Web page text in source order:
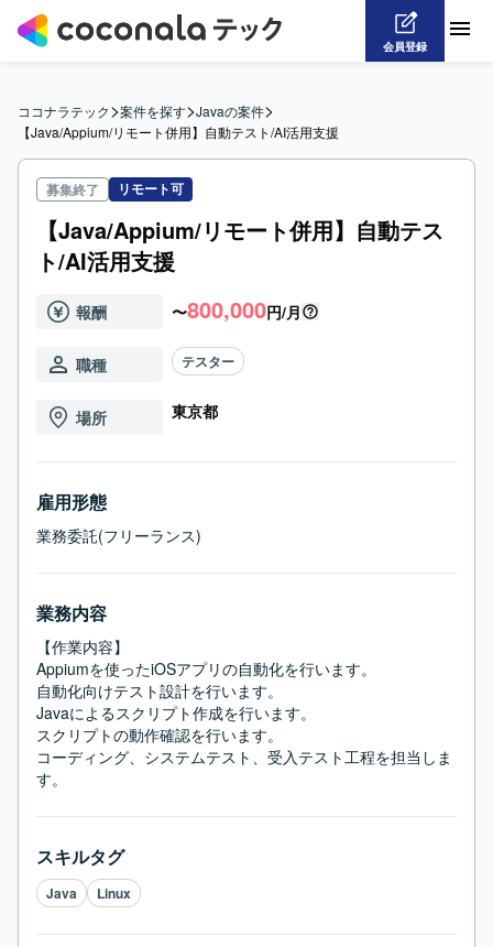
会員登録
ココナラテック>案件を探す>Javaの案件>
【Java/Appium/リモート併用】自動テスト/AI活用支援
募集終了 リモート可
【Java/Appium/リモート併用】自動テス
ト/AI活用支援
報酬 〜800,000円/月
職種 テスター
場所 東京都
雇用形態
業務委託(フリーランス)
業務内容
【作業内容】
Appiumを使ったiOSアプリの自動化を行います。
自動化向けテスト設計を行います。
Javaによるスクリプト作成を行います。
スクリプトの動作確認を行います。
コーディング、システムテスト、受入テスト工程を担当しま
す。
スキルタグ
Java Linux